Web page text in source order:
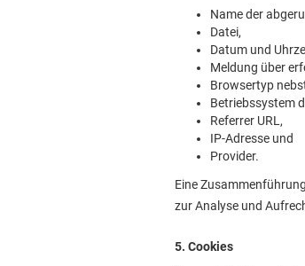
Name der
Datei,
Datum und
Meldung über
Browsertyp
Betriebssystem
Referrer URL,
IP-Adresse und
Provider.
Eine
zur Analyse und
5. Cookies